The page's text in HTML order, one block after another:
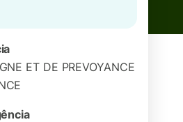
ET DE PREVOYANCE